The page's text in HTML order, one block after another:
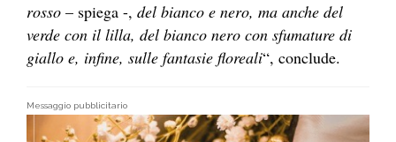
rosso – spiega -, del bianco e nero, ma anche del
verde con il lilla, del bianco nero con sfumature di
giallo e, infine, sulle fantasie floreali“, conclude.
Messaggio pubblicitario